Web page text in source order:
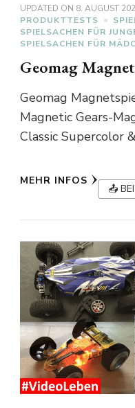
UPDATED ON 8. AUGUST
PRODUKTTESTS
SPIELSACHEN FÜR
SPIELSACHEN FÜR
Geomag
Geomag
Magnetic Gears-
Classic Supercolor
MEHR INFOS
📤